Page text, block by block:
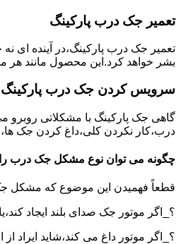
تعمیر جک درب پارکینگ
تعمیر جک درب پارکینگ،در آینده ای
بشر خواهد کرد.این محصول مانند هر
سرویس کردن جک درب پارکینگ
گاهی جک پارکینگ با مشکلاتی روبرو
درب،کار نکردن کلی،داغ کردن جک
چگونه می توان نوع مشکل جک درب را
قطعاً فهمیدن این موضوع که مشکل
؟_اگر موتور جک صدای بلند ایجاد
؟_اگر موتور داغ می کند،شاید ایراد از